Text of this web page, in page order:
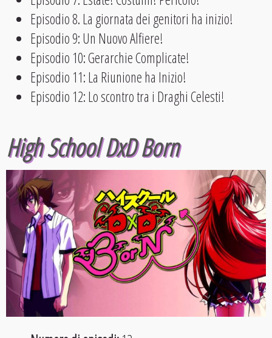
Episodio 8. La giornata dei genitori ha inizio!
Episodio 9: Un Nuovo Alfiere!
Episodio 10: Gerarchie Complicate!
Episodio 11: La Riunione ha Inizio!
Episodio 12: Lo scontro tra i Draghi Celesti!
High School DxD Born